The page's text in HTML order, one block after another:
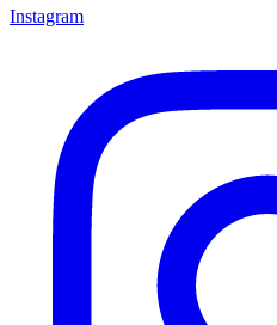
Instagram